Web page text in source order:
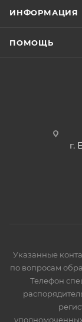
ИНФОРМАЦИЯ
ПОМОЩЬ
г.
Указанные
по вопросам
Телефон